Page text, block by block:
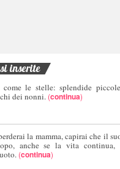
inserite
le stelle: splendide
dei nonni. (continua)
la mamma, capirai che il
anche se la vita continua,
(continua)